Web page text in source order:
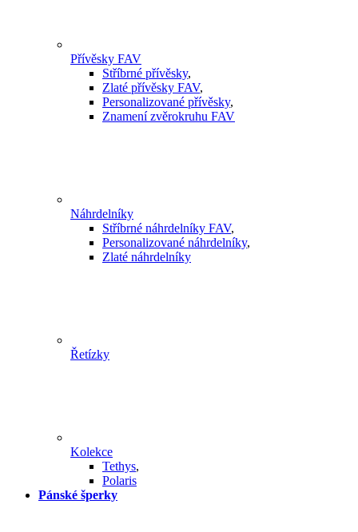
Přívěsky FAV
Stříbrné přívěsky,
Zlaté přívěsky FAV,
Personalizované přívěsky,
Znamení zvěrokruhu FAV
Náhrdelníky
Stříbrné náhrdelníky FAV,
Personalizované náhrdelníky,
Zlaté náhrdelníky
Řetízky
Kolekce
Tethys,
Polaris
Pánské šperky